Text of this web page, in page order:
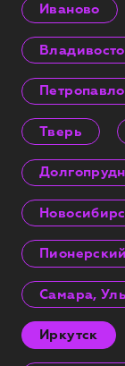
Иваново
Тверь
Пионерский
Самара,
Иркутск